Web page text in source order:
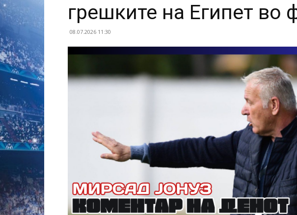
грешките на Египет во
08.07.2026 11:30